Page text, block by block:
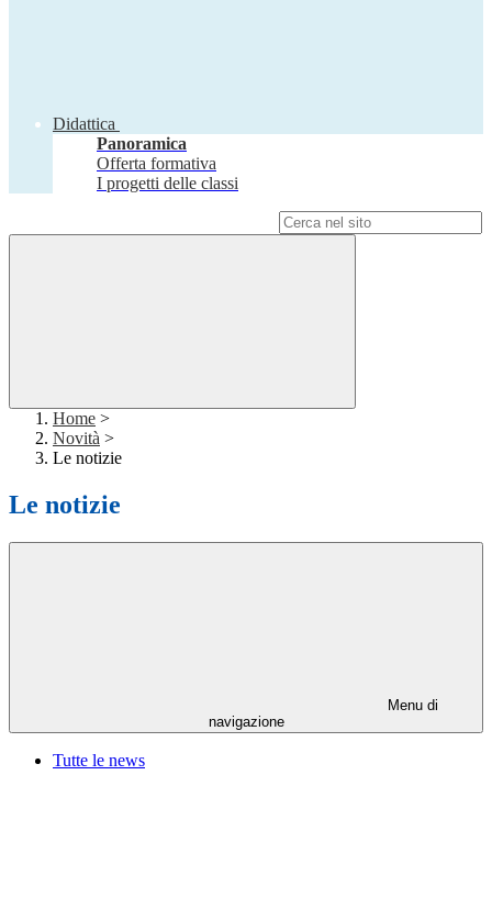
Didattica
Panoramica
Offerta formativa
I progetti delle classi
Home >
Novità >
Le notizie
Le notizie
Menu di
navigazione
Tutte le news